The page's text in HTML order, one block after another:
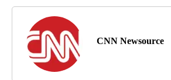
CNN Newsource